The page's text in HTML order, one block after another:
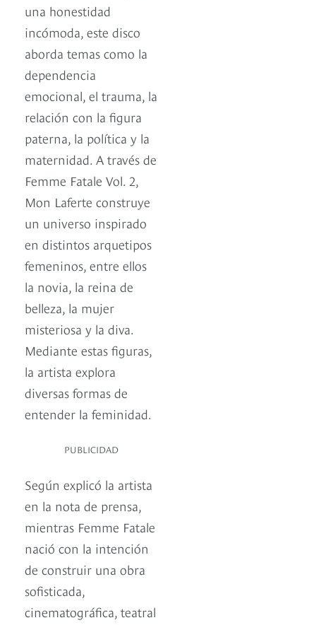
una honestidad
incómoda, este disco
aborda temas como la
dependencia
emocional, el trauma, la
relación con la figura
paterna, la política y la
maternidad. A través de
Femme Fatale Vol. 2,
Mon Laferte construye
un universo inspirado
en distintos arquetipos
femeninos, entre ellos
la novia, la reina de
belleza, la mujer
misteriosa y la diva.
Mediante estas figuras,
la artista explora
diversas formas de
entender la feminidad.
PUBLICIDAD
Según explicó la artista
en la nota de prensa,
mientras Femme Fatale
nació con la intención
de construir una obra
sofisticada,
cinematográfica, teatral